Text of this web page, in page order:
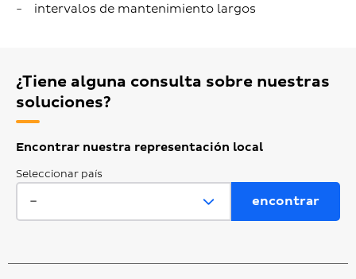
intervalos de mantenimiento largos
¿Tiene alguna consulta sobre nuestras
soluciones?
Encontrar nuestra representación local
Seleccionar país